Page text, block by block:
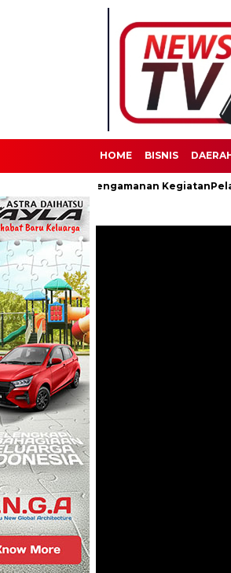
HOME BISNIS
Pengamanan KegiatanPelantika